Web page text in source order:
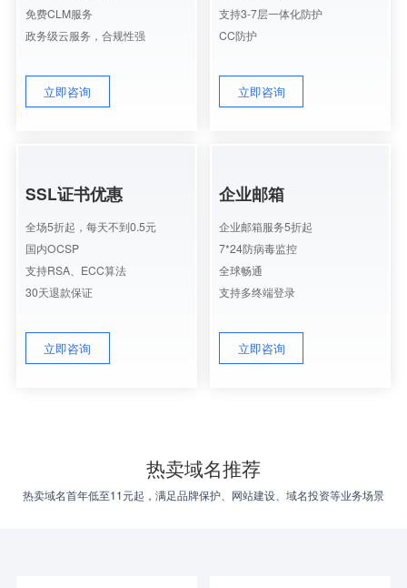
免费CLM服务
政务级云服务，合规性强
立即咨询
支持3-7层一体化防护
CC防护
立即咨询
SSL证书优惠
全场5折起，每天不到0.5元
国内OCSP
支持RSA、ECC算法
30天退款保证
立即咨询
企业邮箱
企业邮箱服务5折起
7*24防病毒监控
全球畅通
支持多终端登录
立即咨询
热卖域名推荐
热卖域名首年低至11元起，满足品牌保护、网站建设、域名投资等业务场景